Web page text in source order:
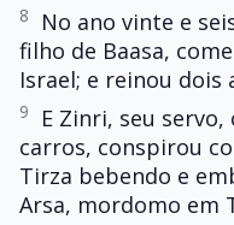
8
No ano vinte e
filho de Baasa,
Israel; e reinou dois
9
E Zinri, seu
carros, conspirou
Tirza bebendo e
Arsa, mordomo em